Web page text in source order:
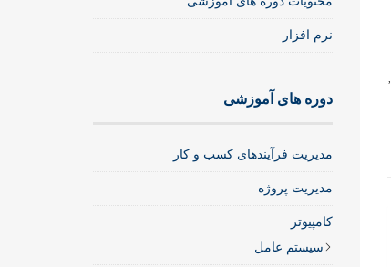
نرم افزار
دوره های آموزشی
مدیریت فرآیندهای کسب و کار
مدیریت پروژه
کامپیوتر
سیستم عامل